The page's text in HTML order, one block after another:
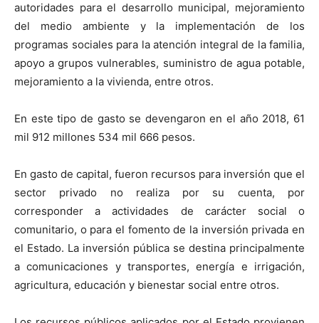
autoridades para el desarrollo municipal, mejoramiento
del medio ambiente y la implementación de los
programas sociales para la atención integral de la familia,
apoyo a grupos vulnerables, suministro de agua potable,
mejoramiento a la vivienda, entre otros.
En este tipo de gasto se devengaron en el año 2018, 61
mil 912 millones 534 mil 666 pesos.
En gasto de capital, fueron recursos para inversión que el
sector privado no realiza por su cuenta, por
corresponder a actividades de carácter social o
comunitario, o para el fomento de la inversión privada en
el Estado. La inversión pública se destina principalmente
a comunicaciones y transportes, energía e irrigación,
agricultura, educación y bienestar social entre otros.